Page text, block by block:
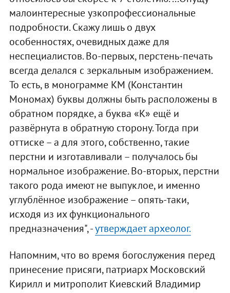
малоинтересные узкопрофессиональные
подробности. Скажу лишь о двух
особенностях, очевидных даже для
неспециалистов. Во-первых, перстень-печать
всегда делался с зеркальным изображением.
То есть, в монограмме КМ (Константин
Мономах) буквы должны быть расположены в
обратном порядке, а буква «К» ещё и
развёрнута в обратную сторону. Тогда при
оттиске – а для этого, собственно, такие
перстни и изготавливали – получалось бы
нормальное изображение. Во-вторых, перстни
такого рода имеют не выпуклое, и именно
углублённое изображение – опять-таки,
исходя из их функционального
предназначения", -утверждает археолог.
Напомним, что во время богослужения перед
принесение присяги, патриарх Московский
Кирилл и митрополит Киевский Владимир